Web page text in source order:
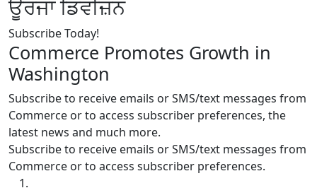
ਊਰਜਾ ਡਿਵੀਜ਼ਨ
Subscribe Today!
Commerce Promotes Growth in
Washington
Subscribe to receive emails or SMS/text messages from
Commerce or to access subscriber preferences, the
latest news and much more.
Subscribe to receive emails or SMS/text messages from
Commerce or to access subscriber preferences.